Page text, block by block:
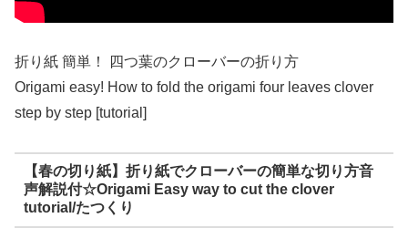
折り紙 簡単！ 四つ葉のクローバーの折り方
Origami easy! How to fold the origami four leaves clover
step by step [tutorial]
【春の切り紙】折り紙でクローバーの簡単な切り方音
声解説付☆Origami Easy way to cut the clover
tutorial/たつくり